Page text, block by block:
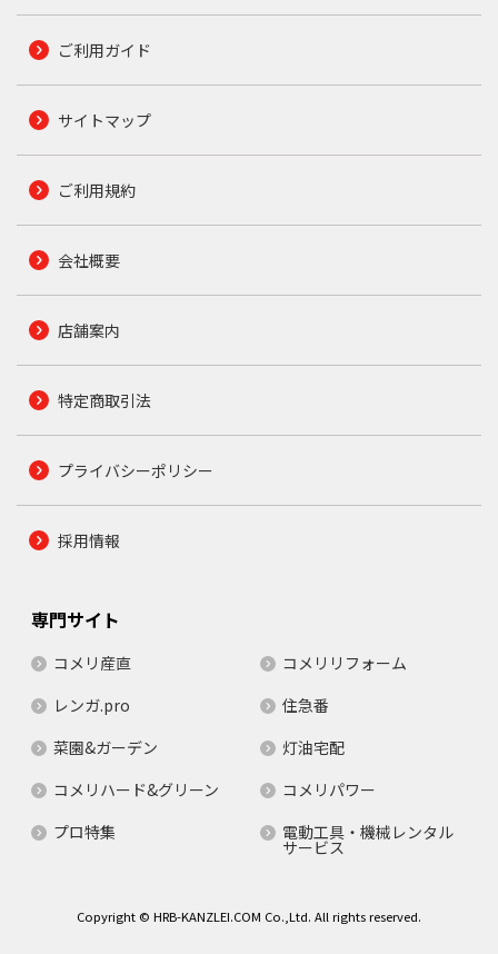
ご利用ガイド
サイトマップ
ご利用規約
会社概要
店舗案内
特定商取引法
プライバシーポリシー
採用情報
専門サイト
コメリ産直
コメリリフォーム
レンガ.pro
住急番
菜園&ガーデン
灯油宅配
コメリハード&グリーン
コメリパワー
プロ特集
電動工具・機械レンタル
サービス
Copyright © HRB-KANZLEI.COM Co.,Ltd. All rights reserved.